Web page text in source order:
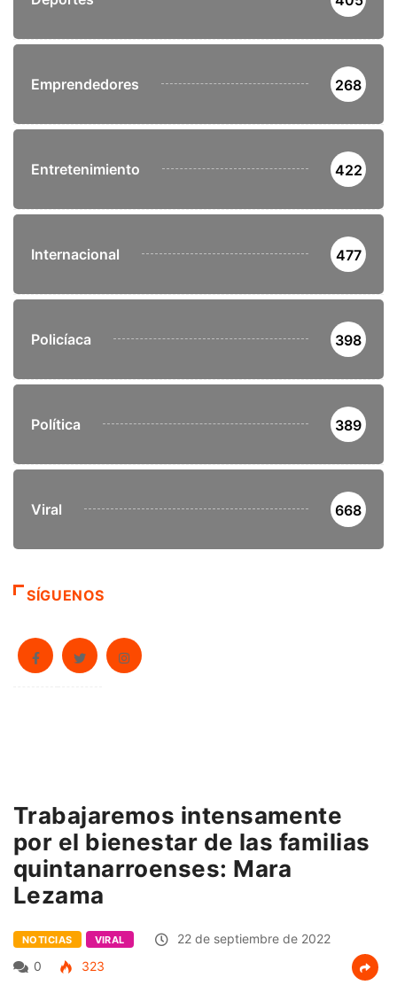
Emprendedores 268
Entretenimiento 422
Internacional 477
Policíaca 398
Política 389
Viral 668
SÍGUENOS
Trabajaremos intensamente
por el bienestar de las familias
quintanarroenses: Mara
Lezama
NOTICIAS VIRAL
22 de septiembre de 2022
0
323